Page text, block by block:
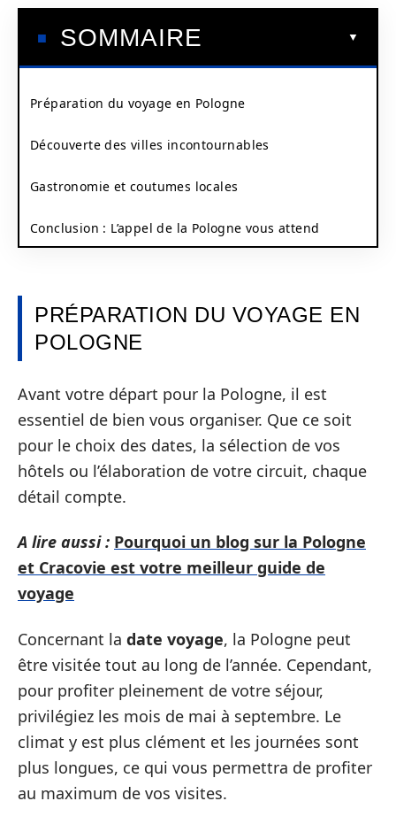
SOMMAIRE
Préparation du voyage en Pologne
Découverte des villes incontournables
Gastronomie et coutumes locales
Conclusion : L’appel de la Pologne vous attend
PRÉPARATION DU VOYAGE EN
POLOGNE
Avant votre départ pour la Pologne, il est
essentiel de bien vous organiser. Que ce soit
pour le choix des dates, la sélection de vos
hôtels ou l’élaboration de votre circuit, chaque
détail compte.
A lire aussi : Pourquoi un blog sur la Pologne
et Cracovie est votre meilleur guide de
voyage
Concernant la date voyage, la Pologne peut
être visitée tout au long de l’année. Cependant,
pour profiter pleinement de votre séjour,
privilégiez les mois de mai à septembre. Le
climat y est plus clément et les journées sont
plus longues, ce qui vous permettra de profiter
au maximum de vos visites.